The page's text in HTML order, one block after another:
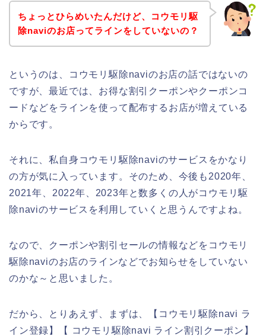
ちょっとひらめいたんだけど、コウモリ駆
除naviのお店ってラインをしていないの？
というのは、コウモリ駆除naviのお店の話ではないの
ですが、最近では、お得な割引クーポンやクーポンコ
ードなどをラインを使って配布するお店が増えている
からです。
それに、私自身コウモリ駆除naviのサービスをかなり
の方が気に入っています。そのため、今後も2020年、
2021年、2022年、2023年と数多くの人がコウモリ駆
除naviのサービスを利用していくと思うんですよね。
なので、クーポンや割引セールの情報などをコウモリ
駆除naviのお店のラインなどでお知らせをしていない
のかな～と思いました。
だから、とりあえず、まずは、【コウモリ駆除navi ラ
イン登録】【 コウモリ駆除navi ライン割引クーポン】